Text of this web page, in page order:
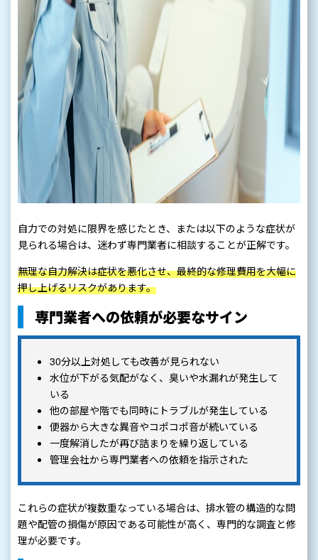
自力での対処に限界を感じたとき、または以下のような症状が
見られる場合は、迷わず専門業者に相談することが正解です。
無理な自力解決は症状を悪化させ、最終的な修理費用を大幅に
押し上げるリスクがあります。
専門業者への依頼が必要なサイン
30分以上対処しても改善が見られない
水位が下がる気配がなく、臭いや水漏れが発生して
いる
他の部屋や階でも同時にトラブルが発生している
便器から大きな異音やコポコポ音が続いている
一度解消したが再び詰まりを繰り返している
管理会社から専門業者への依頼を指示された
これらの症状が複数重なっている場合は、排水管の構造的な問
題や配管の損傷が原因である可能性が高く、専門的な調査と修
理が必要です。